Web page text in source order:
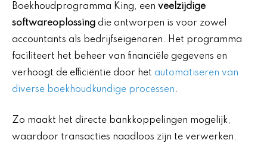
Boekhoudprogramma King, een veelzijdige
softwareoplossing die ontworpen is voor zowel
accountants als bedrijfseigenaren. Het programma
faciliteert het beheer van financiële gegevens en
verhoogt de efficiëntie door het automatiseren van
diverse boekhoudkundige processen.
Zo maakt het directe bankkoppelingen mogelijk,
waardoor transacties naadloos zijn te verwerken.